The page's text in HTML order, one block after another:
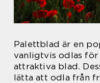
Palettblad är en
vanligtvis odlas för
attraktiva blad.
lätta att odla från